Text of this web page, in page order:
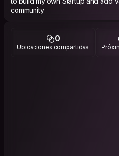
community
0
Ubicaciones compartidas